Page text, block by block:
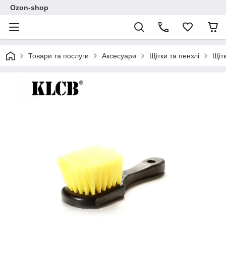
Ozon-shop
Товари та послуги Аксесуари Щітки та пензлі